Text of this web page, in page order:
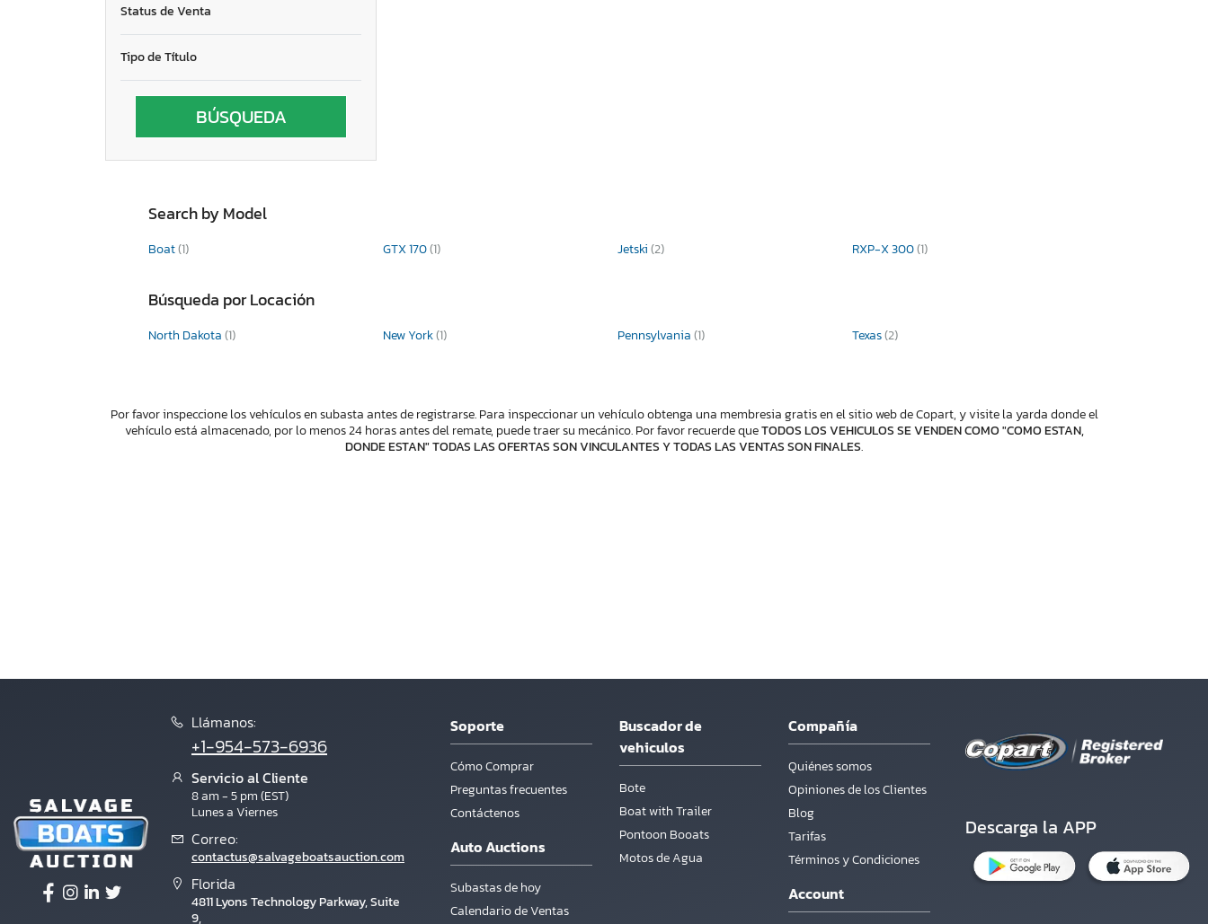
Status de Venta
Tipo de Título
Search by Model
Boat(1) GTX 170(1) Jetski(2) RXP-X 300(1)
Búsqueda por Locación
North Dakota(1) New York(1) Pennsylvania(1) Texas(2)
Por favor inspeccione los vehículos en subasta antes de registrarse. Para inspeccionar un vehículo obtenga una membresia gratis en el sitio web de Copart, y visite la yarda donde el
vehículo está almacenado, por lo menos 24 horas antes del remate, puede traer su mecánico. Por favor recuerde queTODOS LOS VEHICULOS SE VENDEN COMO "COMO ESTAN,
DONDE ESTAN" TODAS LAS OFERTAS SON VINCULANTES Y TODAS LAS VENTAS SON FINALES.
Llámanos:
+1-954-573-6936
Servicio al Cliente
8 am - 5 pm (EST)
Lunes a Viernes
Correo:
contactus@salvageboatsauction.com
Florida
4811 Lyons Technology Parkway, Suite
9,
Soporte
Cómo Comprar
Preguntas frecuentes
Contáctenos
Auto Auctions
Subastas de hoy
Calendario de Ventas
Buscador de
vehiculos
Bote
Boat with Trailer
Pontoon Booats
Motos de Agua
Compañía
Quiénes somos
Opiniones de los Clientes
Blog
Tarifas
Términos y Condiciones
Account
Descarga la APP